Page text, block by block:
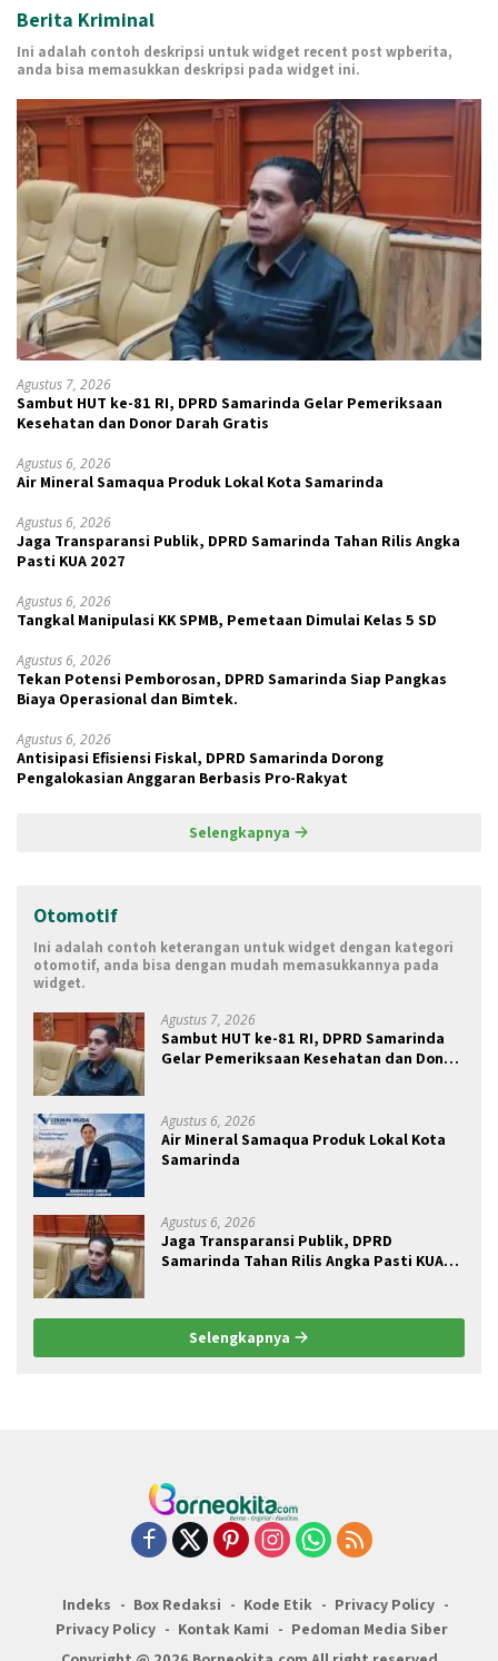
Berita Kriminal
Ini adalah contoh deskripsi untuk widget recent post wpberita,
anda bisa memasukkan deskripsi pada widget ini.
Agustus 7, 2026
Sambut HUT ke-81 RI, DPRD Samarinda Gelar Pemeriksaan
Kesehatan dan Donor Darah Gratis
Agustus 6, 2026
Air Mineral Samaqua Produk Lokal Kota Samarinda
Agustus 6, 2026
Jaga Transparansi Publik, DPRD Samarinda Tahan Rilis Angka
Pasti KUA 2027
Agustus 6, 2026
Tangkal Manipulasi KK SPMB, Pemetaan Dimulai Kelas 5 SD
Agustus 6, 2026
Tekan Potensi Pemborosan, DPRD Samarinda Siap Pangkas
Biaya Operasional dan Bimtek.
Agustus 6, 2026
Antisipasi Efisiensi Fiskal, DPRD Samarinda Dorong
Pengalokasian Anggaran Berbasis Pro-Rakyat
Selengkapnya
Otomotif
Ini adalah contoh keterangan untuk widget dengan kategori
otomotif, anda bisa dengan mudah memasukkannya pada
widget.
Agustus 7, 2026
Sambut HUT ke-81 RI, DPRD Samarinda
Gelar Pemeriksaan Kesehatan dan Donor
Agustus 6, 2026
Air Mineral Samaqua Produk Lokal Kota
Samarinda
Agustus 6, 2026
Jaga Transparansi Publik, DPRD
Samarinda Tahan Rilis Angka Pasti KUA
Selengkapnya
Indeks Box Redaksi Kode Etik
Privacy Policy
Privacy Policy
Kontak Kami
Pedoman Media Siber